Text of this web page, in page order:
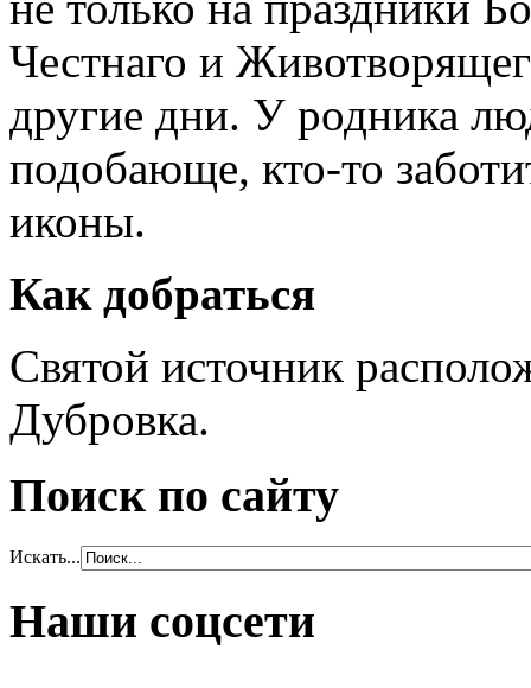
Честнаго и
другие дни. У родника
подобающе, кто-то
иконы.
Как добраться
Святой источник
Дубровка.
Поиск по сайту
Искать...
Наши соцсети